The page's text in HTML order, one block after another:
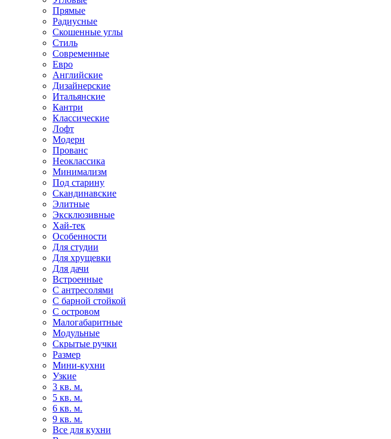
Прямые
Радиусные
Скошенные углы
Стиль
Современные
Евро
Английские
Дизайнерские
Итальянские
Кантри
Классические
Лофт
Модерн
Прованс
Неоклассика
Минимализм
Под старину
Скандинавские
Элитные
Эксклюзивные
Хай-тек
Особенности
Для студии
Для хрущевки
Для дачи
Встроенные
С антресолями
С барной стойкой
С островом
Малогабаритные
Модульные
Скрытые ручки
Размер
Мини-кухни
Узкие
3 кв. м.
5 кв. м.
6 кв. м.
9 кв. м.
Все для кухни